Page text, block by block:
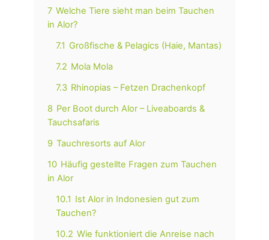
7 Welche Tiere sieht man beim Tauchen
in Alor?
7.1 Großfische & Pelagics (Haie, Mantas)
7.2 Mola Mola
7.3 Rhinopias – Fetzen Drachenkopf
8 Per Boot durch Alor – Liveaboards &
Tauchsafaris
9 Tauchresorts auf Alor
10 Häufig gestellte Fragen zum Tauchen
in Alor
10.1 Ist Alor in Indonesien gut zum
Tauchen?
10.2 Wie funktioniert die Anreise nach